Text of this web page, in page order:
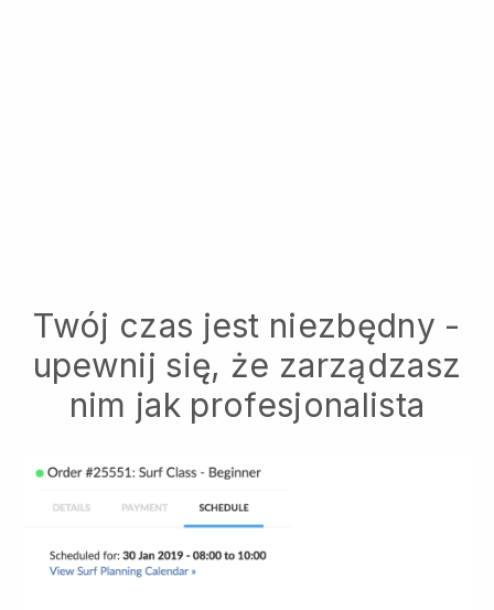
Twój czas jest niezbędny -
upewnij się, że zarządzasz
nim jak profesjonalista